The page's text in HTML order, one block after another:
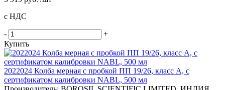
с НДС
-
+
Купить
2022024 Колба мерная с пробкой ПП 19/26, класс A, с
сертификатом калибровки NABL, 500 мл